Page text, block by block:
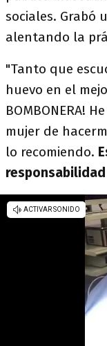
sociales. Grabó
alentando la
"Tanto que
huevo en el
BOMBONERA!
mujer de
lo recomiendo.